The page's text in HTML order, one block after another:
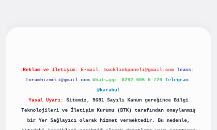
Reklam ve İletişim: E-mail: backlinkpaneli@gmail.com Teams:
forumhizmeti@gmail.com Whatsapp: 0262 606 0 726 Telegram:
@karabul
Yasal Uyarı:
Sitemiz, 5651 Sayılı Kanun gereğince Bilgi
Teknolojileri ve İletişim Kurumu (BTK) tarafından onaylanmış
bir Yer Sağlayıcı olarak hizmet vermektedir. Bu nedenle,